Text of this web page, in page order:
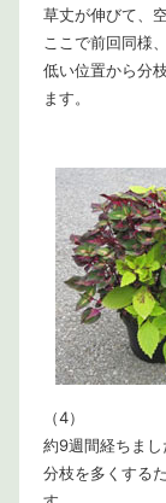
草丈が伸びて、
ここで前回同様
低い位置から分
ます。
（4）
約9週間経ちまし
分枝を多くする